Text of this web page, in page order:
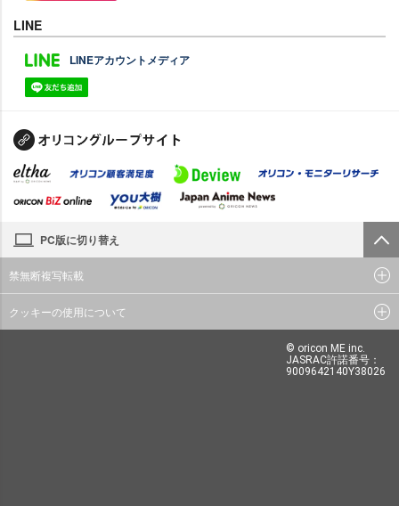
LINE
LINEアカウントメディア
PC版に切り替え
禁無断複写転載
クッキーの使用について
© oricon ME inc.
JASRAC許諾番号：
9009642140Y38026